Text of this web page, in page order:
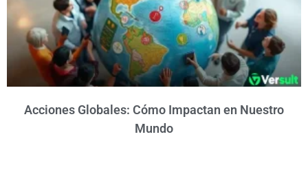
Acciones Globales: Cómo Impactan en Nuestro
Mundo